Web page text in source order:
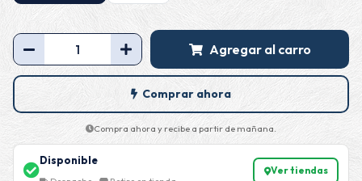
Agregar al carro
Comprar ahora
Compra ahora y recibe a partir de mañana.
Disponible
Ver tiendas